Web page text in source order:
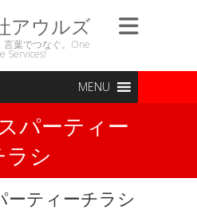
アウルズ
言葉でつなぐ。One
Services!
MENU
パーティー
ラシ
ーティーチラシ